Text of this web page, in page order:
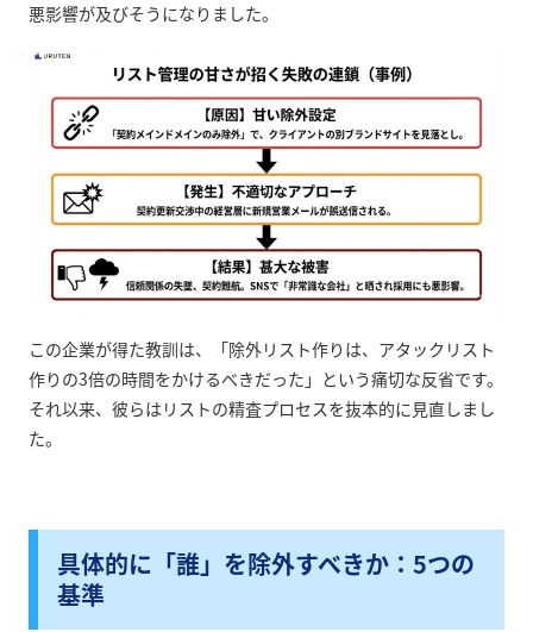
悪影響が及びそうになりました。
この企業が得た教訓は、「除外リスト作りは、アタックリスト
作りの3倍の時間をかけるべきだった」という痛切な反省です。
それ以来、彼らはリストの精査プロセスを抜本的に見直しまし
た。
具体的に「誰」を除外すべきか：5つの
基準